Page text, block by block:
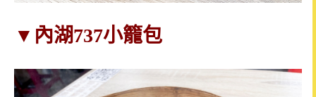
▼ 內湖737小籠包